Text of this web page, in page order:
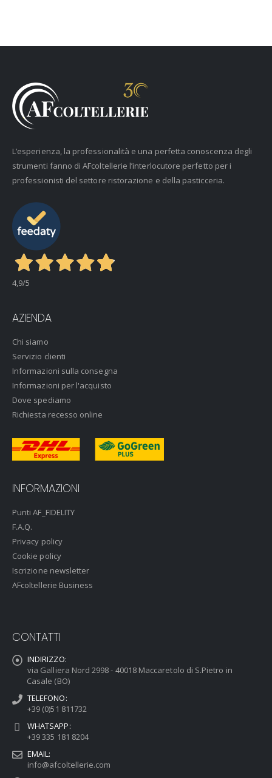
L’esperienza, la professionalità e una perfetta conoscenza degli
strumenti fanno di AFcoltellerie l’interlocutore perfetto per i
professionisti del settore ristorazione e della pasticceria.
4,9/5
AZIENDA
Chi siamo
Servizio clienti
Informazioni sulla consegna
Informazioni per l'acquisto
Dove spediamo
Richiesta recesso online
INFORMAZIONI
Punti AF_FIDELITY
F.A.Q.
Privacy policy
Cookie policy
Iscrizione newsletter
AFcoltellerie Business
CONTATTI
INDIRIZZO:
via Galliera Nord 2998 - 40018 Maccaretolo di S.Pietro in
Casale (BO)
TELEFONO:
+39 (0)51 811732
WHATSAPP:
+39 335 181 8204
EMAIL:
info@afcoltellerie.com